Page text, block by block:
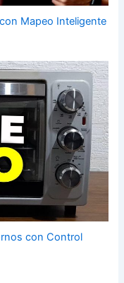
Mapeo Inteligente
con Control